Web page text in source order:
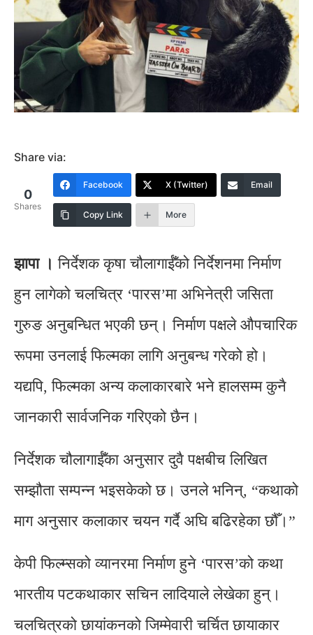
Share via:
0
Shares
Facebook X (Twitter) Email
Copy Link More
झापा । निर्देशक कृषा चौलागाईँको निर्देशनमा निर्माण
हुन लागेको चलचित्र ‘पारस’मा अभिनेत्री जसिता
गुरुङ अनुबन्धित भएकी छन्। निर्माण पक्षले औपचारिक
रूपमा उनलाई फिल्मका लागि अनुबन्ध गरेको हो।
यद्यपि, फिल्मका अन्य कलाकारबारे भने हालसम्म कुनै
जानकारी सार्वजनिक गरिएको छैन।
निर्देशक चौलागाईँका अनुसार दुवै पक्षबीच लिखित
सम्झौता सम्पन्न भइसकेको छ। उनले भनिन्, “कथाको
माग अनुसार कलाकार चयन गर्दै अघि बढिरहेका छौँ।”
केपी फिल्म्सको व्यानरमा निर्माण हुने ‘पारस’को कथा
भारतीय पटकथाकार सचिन लादियाले लेखेका हुन्।
चलचित्रको छायांकनको जिम्मेवारी चर्चित छायाकार